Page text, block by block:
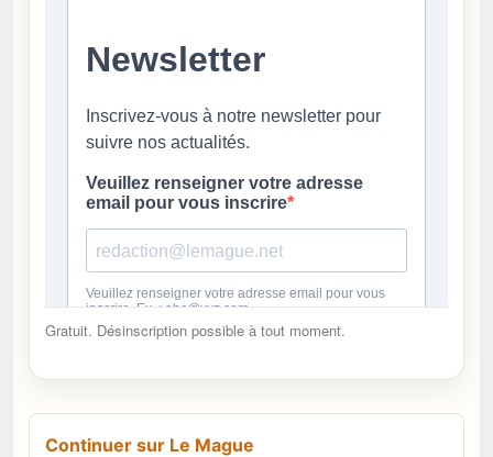
Gratuit. Désinscription possible à tout moment.
Continuer sur Le Mague